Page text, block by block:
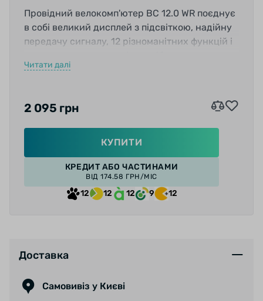
Провідний велокомп'ютер BC 12.0 WR поєднує
в собі великий дисплей з підсвіткою, надійну
передачу сигналу, 12 різноманітних функцій і
місяцям.
Читати далі
2 095 грн
КУПИТИ
КРЕДИТ АБО ЧАСТИНАМИ
ВІД 174.58 ГРН/МІС
12 12 12 9 12
Доставка
Самовивіз у Києві